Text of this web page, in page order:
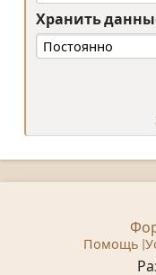
Хранить
Помощь